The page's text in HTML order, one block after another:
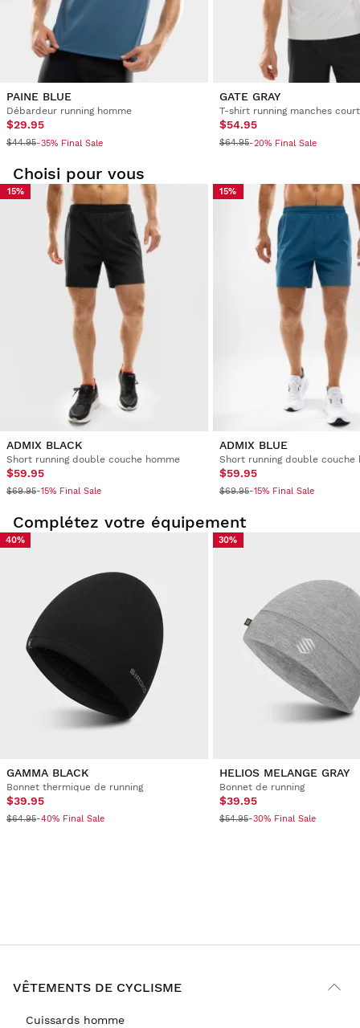
Remboursement à votre moyen de
paiement originel
À partir de
PAINE BLUE
Débardeur running homme
$29.95
$44.95-35% Final Sale
GATE GRAY
T-shirt running manches
$54.95
$64.95-20% Final Sale
Choisi pour vous
15%
ADMIX BLACK
Short running double couche homme
$59.95
$69.95-15% Final Sale
15%
ADMIX BLUE
Short running double couche
$59.95
$69.95-15% Final Sale
Complétez votre équipement
40%
GAMMA BLACK
Bonnet thermique de running
$39.95
$64.95-40% Final Sale
30%
HELIOS MELANGE GRAY
Bonnet de running
$39.95
$54.95-30% Final Sale
VÊTEMENTS DE CYCLISME
Cuissards homme